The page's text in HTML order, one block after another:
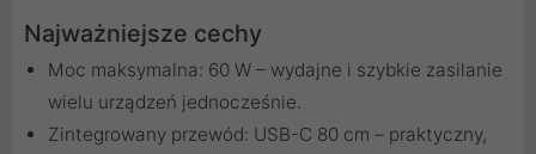
Najważniejsze cechy
Moc maksymalna: 60 W – wydajne i szybkie zasilanie
wielu urządzeń jednocześnie.
Zintegrowany przewód: USB-C 80 cm – praktyczny,